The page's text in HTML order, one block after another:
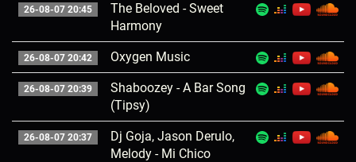
26-08-07 20:45
The Beloved - Sweet
Harmony
26-08-07 20:42 Oxygen Music
26-08-07 20:39
Shaboozey - A Bar Song
(Tipsy)
26-08-07 20:37
Dj Goja, Jason Derulo,
Melody - Mi Chico